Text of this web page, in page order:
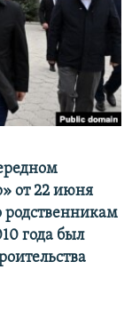
от 22 июня
родственникам
года был